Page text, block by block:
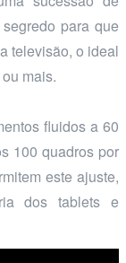
para que
televisão, o ideal
mais.
fluidos a 60
100 quadros por
este ajuste,
dos tablets e